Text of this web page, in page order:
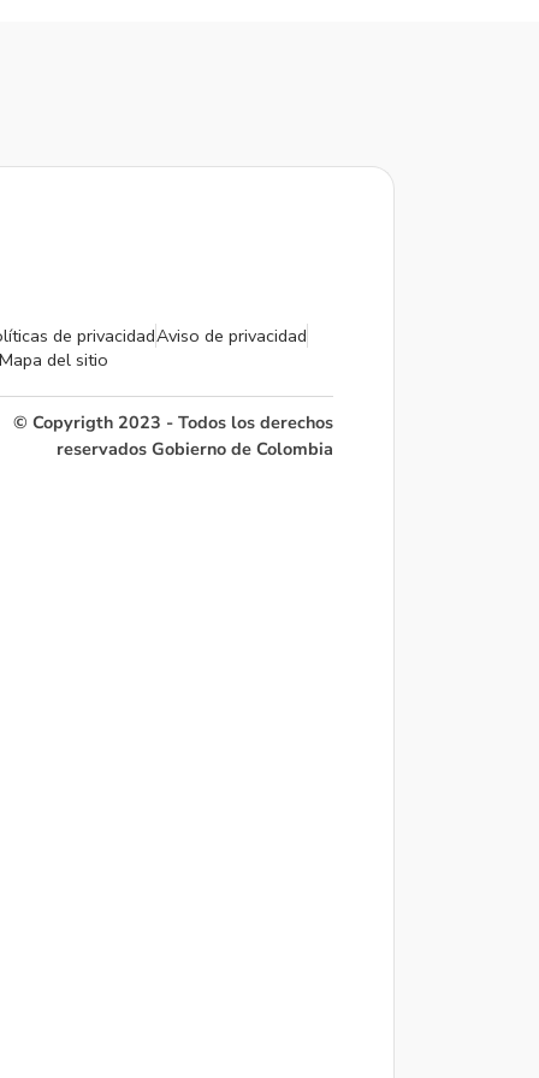
de privacidadAviso de privacidad
Mapa del sitio
© Copyrigth 2023 - Todos los derechos
reservados Gobierno de Colombia